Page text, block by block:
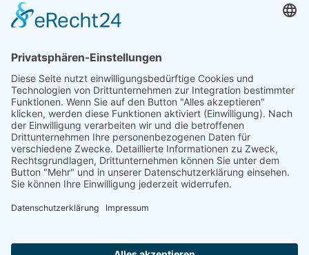
Die Familien der ev.-ref.
Kirchengemeinde Hinte (1697 - 1910)
58,00
‹ 1 2 3 4 ›